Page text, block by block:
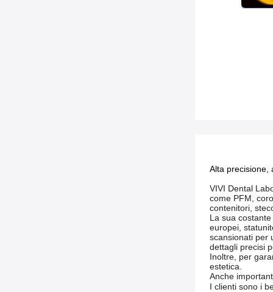
Alta precisione,
VIVI Dental
come PFM,
contenitori,
La sua
europei,
scansionati per
dettagli precisi
Inoltre, per
estetica.
Anche
I clienti sono i